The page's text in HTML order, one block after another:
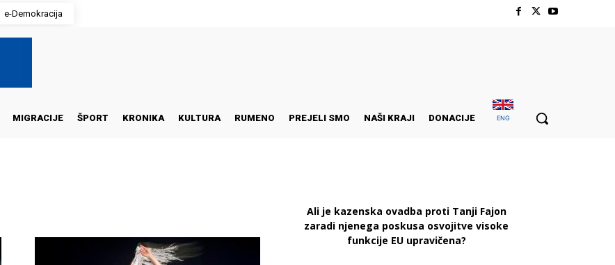
e-Demokracija
MIGRACIJE ŠPORT KRONIKA KULTURA RUMENO PREJELI SMO NAŠI KRAJI DONACIJE ENG
Ali je kazenska ovadba proti Tanji Fajon
zaradi njenega poskusa osvojitve visoke
funkcije EU upravičena?